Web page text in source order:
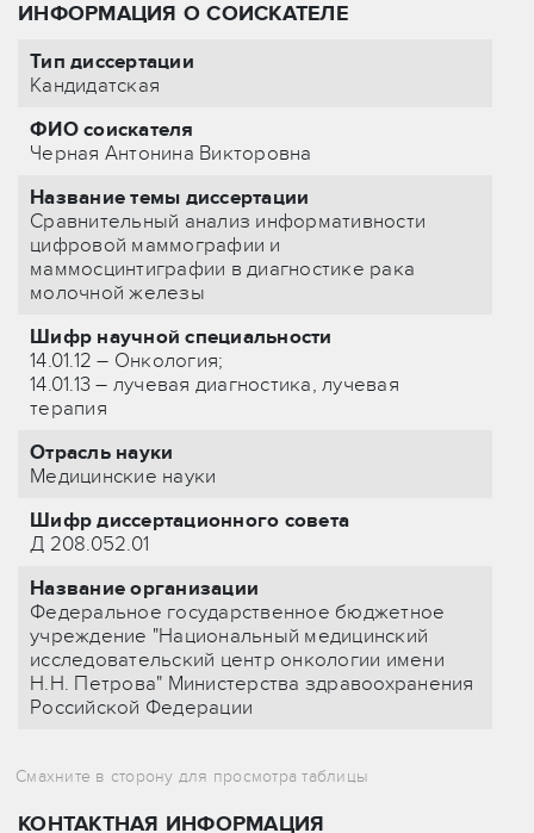
ИНФОРМАЦИЯ О СОИСКАТЕЛЕ
Тип диссертации
Кандидатская
ФИО соискателя
Черная Антонина Викторовна
Название темы диссертации
Сравнительный анализ информативности
цифровой маммографии и
маммосцинтиграфии в диагностике рака
молочной железы
Шифр научной специальности
14.01.12 – Онкология;
14.01.13 – лучевая диагностика, лучевая
терапия
Отрасль науки
Медицинские науки
Шифр диссертационного совета
Д 208.052.01
Название организации
Федеральное государственное бюджетное
учреждение "Национальный медицинский
исследовательский центр онкологии имени
Н.Н. Петрова" Министерства здравоохранения
Российской Федерации
КОНТАКТНАЯ ИНФОРМАЦИЯ